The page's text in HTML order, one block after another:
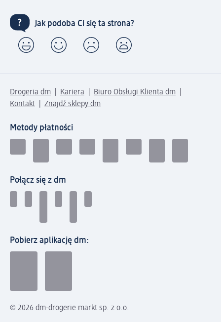
Jak podoba Ci się ta strona?
Drogeria dm Kariera
Biuro Obsługi Klienta dm
Kontakt
Znajdź sklepy dm
Metody płatności
Połącz się z dm
Pobierz aplikację dm:
© 2026 dm-drogerie markt sp. z o.o.